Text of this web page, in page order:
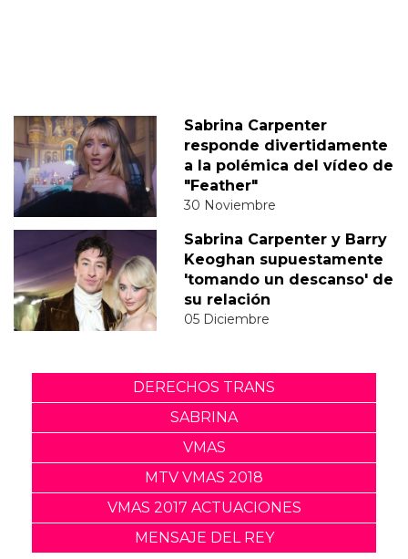
Sabrina Carpenter
responde divertidamente
a la polémica del vídeo de
"Feather"
30 Noviembre
Sabrina Carpenter y Barry
Keoghan supuestamente
'tomando un descanso' de
su relación
05 Diciembre
DERECHOS TRANS
SABRINA
VMAS
MTV VMAS 2018
VMAS 2017 ACTUACIONES
MENSAJE DEL REY